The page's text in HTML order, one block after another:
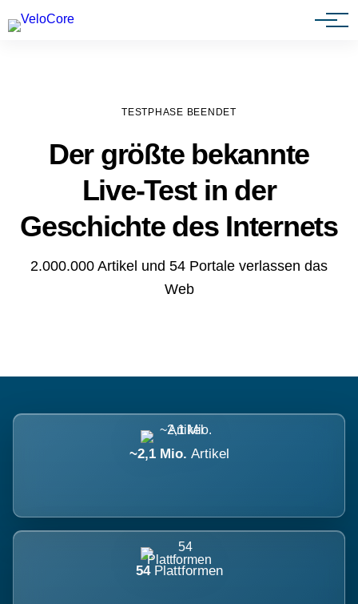
Agenturen & Webdesigner
TESTPHASE BEENDET
Der größte bekannte
Live-Test in der
Geschichte des Internets
2.000.000 Artikel und 54 Portale verlassen das
Web
~2,1 Mio. Artikel
54 Plattformen